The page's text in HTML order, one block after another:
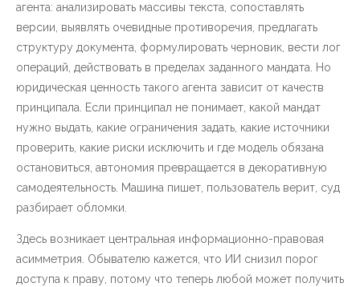
агента: анализировать массивы текста, сопоставлять
версии, выявлять очевидные противоречия, предлагать
структуру документа, формулировать черновик, вести лог
операций, действовать в пределах заданного мандата. Но
юридическая ценность такого агента зависит от качеств
принципала. Если принципал не понимает, какой мандат
нужно выдать, какие ограничения задать, какие источники
проверить, какие риски исключить и где модель обязана
остановиться, автономия превращается в декоративную
самодеятельность. Машина пишет, пользователь верит, суд
разбирает обломки.
Здесь возникает центральная информационно-правовая
асимметрия. Обывателю кажется, что ИИ снизил порог
доступа к праву, потому что теперь любой может получить